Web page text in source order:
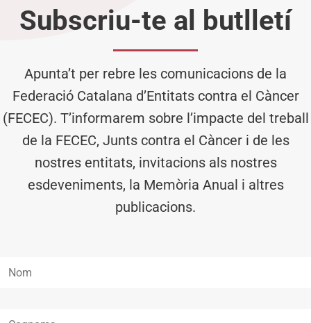
Subscriu-te al butlletí
Apunta’t per rebre les comunicacions de la
Federació Catalana d’Entitats contra el Càncer
(FECEC). T’informarem sobre l’impacte del treball
de la FECEC, Junts contra el Càncer i de les
nostres entitats, invitacions als nostres
esdeveniments, la Memòria Anual i altres
publicacions.